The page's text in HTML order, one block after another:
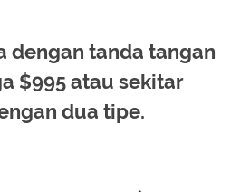
dengan tanda tangan
$995 atau sekitar
dua tipe.